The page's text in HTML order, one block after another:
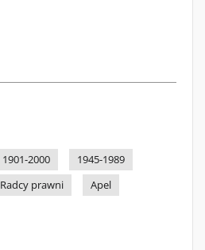
1901-2000
1945-1989
Radcy prawni Apel